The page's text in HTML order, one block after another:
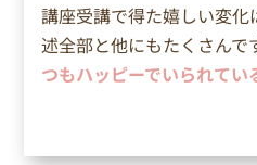
講座受講で得た嬉しい変化
述全部と他にもたくさんで
つもハッピーでいられてい